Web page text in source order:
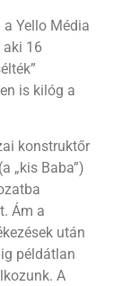
Yello Média
aki 16
is kilóg a
konstruktőr
„kis Baba”)
Ám a
után
példátlan
A